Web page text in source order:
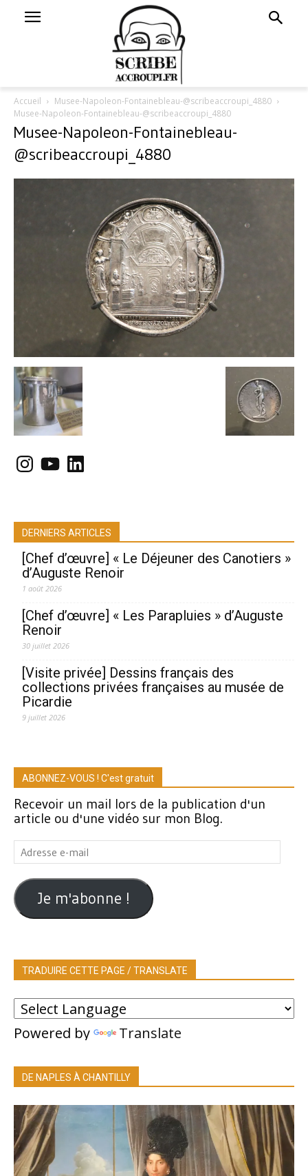
Accueil
Musee-Napoleon-Fontainebleau-@scribeaccroupi_4880
Musee-Napoleon-Fontainebleau-@scribeaccroupi_4880
Musee-Napoleon-Fontainebleau-
@scribeaccroupi_4880
Instagram
YouTubeLinkedIn
DERNIERS ARTICLES
[Chef d’œuvre] « Le Déjeuner des Canotiers »
d’Auguste Renoir
1 août 2026
[Chef d’œuvre] « Les Parapluies » d’Auguste
Renoir
30 juillet 2026
[Visite privée] Dessins français des
collections privées françaises au musée de
Picardie
9 juillet 2026
ABONNEZ-VOUS ! C'est gratuit
Recevoir un mail lors de la publication d'un
article ou d'une vidéo sur mon Blog.
Adresse
e-
mail
Je m'abonne !
TRADUIRE CETTE PAGE / TRANSLATE
Powered by Translate
DE NAPLES À CHANTILLY